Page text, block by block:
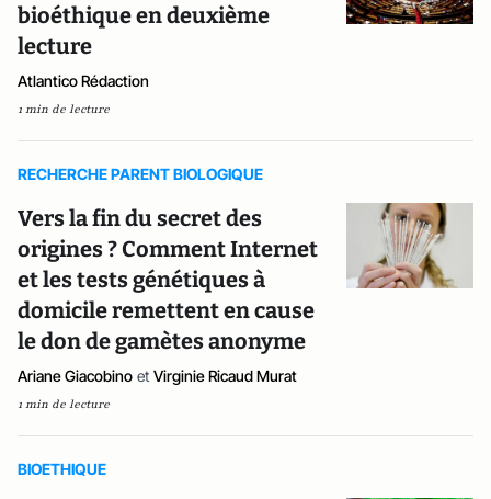
bioéthique en deuxième
lecture
Atlantico Rédaction
1 min de lecture
RECHERCHE PARENT BIOLOGIQUE
Vers la fin du secret des
origines ? Comment Internet
et les tests génétiques à
domicile remettent en cause
le don de gamètes anonyme
Ariane Giacobino et Virginie Ricaud Murat
1 min de lecture
BIOETHIQUE